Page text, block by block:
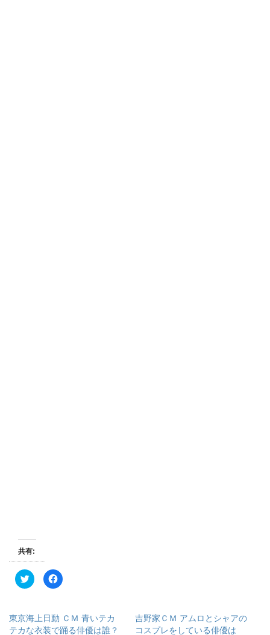
共有:
ク
リ
て
T
w
F
a
o
k
東京海上日動 ＣＭ 青いテカ
テカな衣装で踊る俳優は誰？
吉野家ＣＭ アムロとシャアの
コスプレをしている俳優は